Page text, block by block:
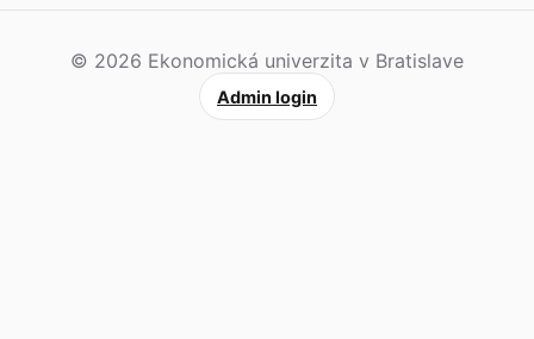
© 2026 Ekonomická univerzita v Bratislave
Admin login